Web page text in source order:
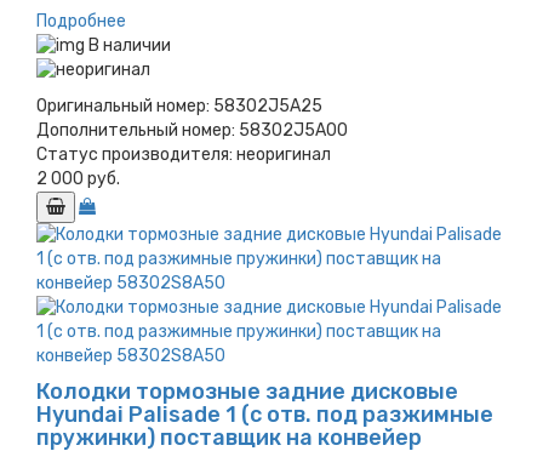
Подробнее
В наличии
Оригинальный номер: 58302J5A25
Дополнительный номер: 58302J5A00
Статус производителя: неоригинал
2 000 руб.
Колодки тормозные задние дисковые
Hyundai Palisade 1 (с отв. под разжимные
пружинки) поставщик на конвейер